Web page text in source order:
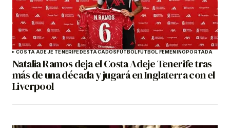
COSTA ADEJE TENERIFEDESTACADOSFÚTBOLFÚTBOL FEMENINOPORTADA
Natalia Ramos deja el Costa Adeje Tenerife tras
más de una década y jugará en Inglaterra con el
Liverpool